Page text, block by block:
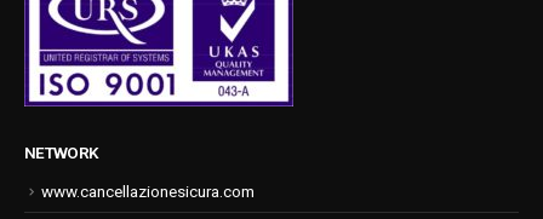
NETWORK
www.cancellazionesicura.com